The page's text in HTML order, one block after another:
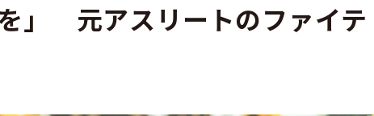
」 元アスリートのファイテ